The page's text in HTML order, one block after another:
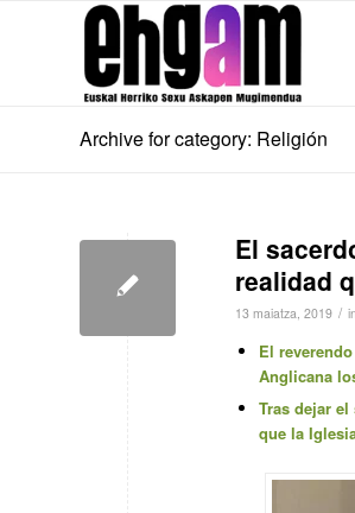
Archive for category: Religión
El
realidad
13 maiatza, 2019 / in
El
Anglicana
Tras dejar
que la